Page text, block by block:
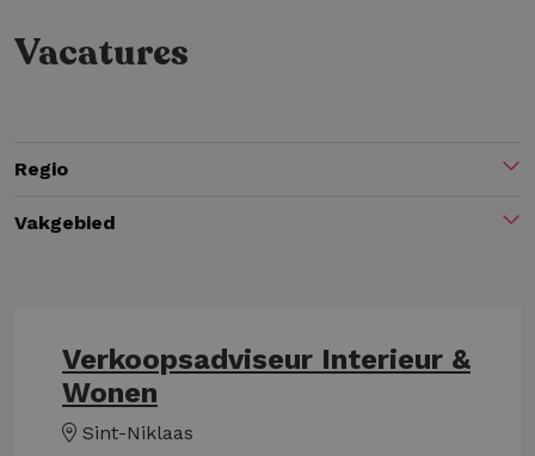
Vacatures
Regio
Vakgebied
Verkoopsadviseur Interieur &
Wonen
Sint-Niklaas